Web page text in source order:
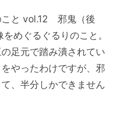
こと vol.12 邪鬼（後
めぐるぐるりのこと。
足元で踏み潰されてい
やったわけですが、邪
、半分しかできません